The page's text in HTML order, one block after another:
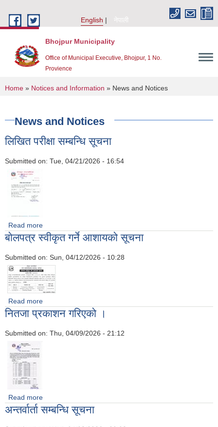
English
नेपाली
Bhojpur Municipality
Office of Municipal Executive, Bhojpur, 1 No.
Provience
You are here
Home » Notices and Information » News and Notices
News and Notices
लिखित परीक्षा सम्बन्धि सूचना
Submitted on: Tue, 04/21/2026 - 16:54
Read more
बाेलपत्र स्वीकृत गर्ने आशायको सूचना
Submitted on: Sun, 04/12/2026 - 10:28
Read more
नितजा प्रकाशन गरिएको ।
Submitted on: Thu, 04/09/2026 - 21:12
Read more
अन्तर्वार्ता सम्बन्धि सूचना